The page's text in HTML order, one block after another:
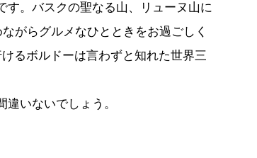
す。バスクの聖なる山、リューヌ山に
がらグルメなひとときをお過ごしく
るボルドーは言わずと知れた世界三
いないでしょう。